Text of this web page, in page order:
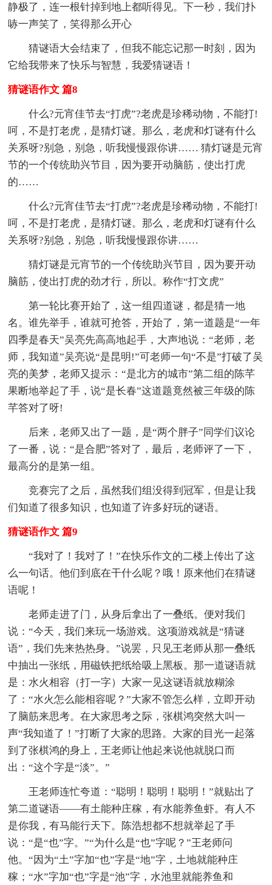
静极了，连一根针掉到地上都听得见。下一秒，我们扑
哧一声笑了，笑得那么开心
猜谜语大会结束了，但我不能忘记那一时刻，因为
它给我带来了快乐与智慧，我爱猜谜语！
猜谜语作文 篇8
什么?元宵佳节去“打虎”?老虎是珍稀动物，不能打!
呵，不是打老虎，是猜灯谜。那么，老虎和灯谜有什么
关系呀?别急，别急，听我慢慢跟你讲…… 猜灯谜是元宵
节的一个传统助兴节目，因为要开动脑筋，使出打虎
的……
什么?元宵佳节去“打虎”?老虎是珍稀动物，不能打!
呵，不是打老虎，是猜灯谜。那么，老虎和灯谜有什么
关系呀?别急，别急，听我慢慢跟你讲……
猜灯谜是元宵节的一个传统助兴节目，因为要开动
脑筋，使出打虎的劲才行，所以。称作“打文虎”
第一轮比赛开始了，这一组四道谜，都是猜一地
名。谁先举手，谁就可抢答，开始了，第一道题是“一年
四季是春天”吴亮先高高地起手，大声地说：“老师，老
师，我知道”吴亮说“是昆明!”可老师一句“不是”打破了吴
亮的美梦，老师又提示：“是北方的城市”第二组的陈芊
果断地举起了手，说“是长春”这道题竟然被三年级的陈
芊答对了呀!
后来，老师又出了一题，是“两个胖子”同学们议论
了一番，说：“是合肥”答对了，最后，老师评了一下，
最高分的是第一组。
竞赛完了之后，虽然我们组没得到冠军，但是让我
们知道了很多知识，也知道了许多好玩的谜语。
猜谜语作文 篇9
“我对了！我对了！”在快乐作文的二楼上传出了这
么一句话。他们到底在干什么呢？哦！原来他们在猜谜
语呢！
老师走进了门，从身后拿出了一叠纸。便对我们
说：“今天，我们来玩一场游戏。这项游戏就是“猜谜
语”，我们先来热热身。”说罢，只见王老师从那一叠纸
中抽出一张纸，用磁铁把纸给吸上黑板。那一道谜语就
是：水火相容（打一字）大家一见这谜语就放糊涂
了：“水火怎么能相容呢？”大家不管怎么样，立即开动
了脑筋来思考。在大家思考之际，张棋鸿突然大叫一
声“我知道了！”打断了大家的思路。大家的目光一起落
到了张棋鸿的身上，王老师让他起来说他就脱口而
出：“这个字是“淡”。”
王老师连忙夸道：“聪明！聪明！聪明！”就贴出了
第二道谜语——有土能种庄稼，有水能养鱼虾。有人不
是你我，有马能行天下。陈浩想都不想就举起了手
说：“是“也”字。”“为什么是“也”字呢？”王老师问
他。“因为“土”字加“也”字是“地”字，土地就能种庄
稼；“水”字加“也”字是“池”字，水池里就能养鱼和